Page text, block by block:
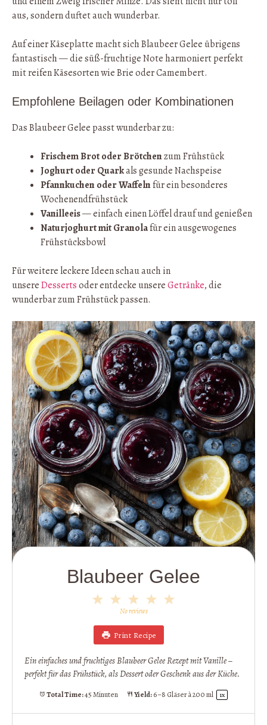
aus, sondern duftet auch wunderbar.
Auf einer Käseplatte macht sich Blaubeer Gelee übrigens
fantastisch — die süß-fruchtige Note harmoniert perfekt
mit reifen Käsesorten wie Brie oder Camembert.
Empfohlene Beilagen oder Kombinationen
Das Blaubeer Gelee passt wunderbar zu:
Frischem Brot oder Brötchenzum Frühstück
Joghurt oder Quarkals gesunde Nachspeise
Pfannkuchen oder Waffelnfür ein besonderes
Wochenendfrühstück
Vanilleeis— einfach einen Löffel drauf und genießen
Naturjoghurt mit Granolafür ein ausgewogenes
Frühstücksbowl
Für weitere leckere Ideen schau auch in
unsereDessertsoder entdecke unsereGetränke, die
wunderbar zum Frühstück passen.
Blaubeer Gelee
Stars
Stars
StarNo reviews
Print Recipe
Ein einfaches und fruchtiges Blaubeer Gelee Rezept mit Vanille –
perfekt für das Frühstück, als Dessert oder Geschenk aus der Küche.
Total Time:45 Minuten Yield:6–8 Gläser à 200 ml 1x